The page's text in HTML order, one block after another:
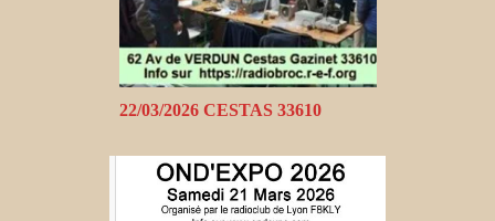
22/03/2026 CESTAS 33610